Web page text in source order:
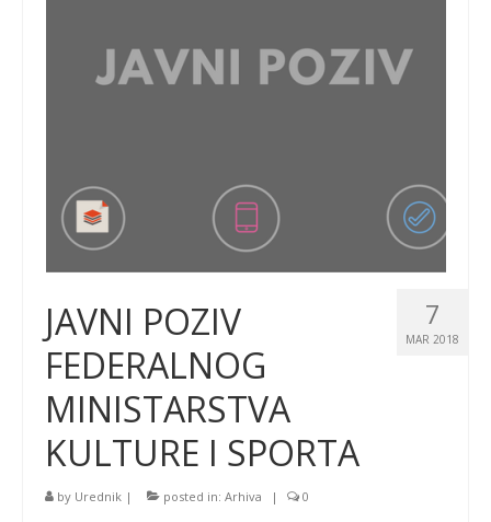
7
MAR 2018
JAVNI POZIV
FEDERALNOG
MINISTARSTVA
KULTURE I SPORTA
by Urednik | posted in: Arhiva | 0